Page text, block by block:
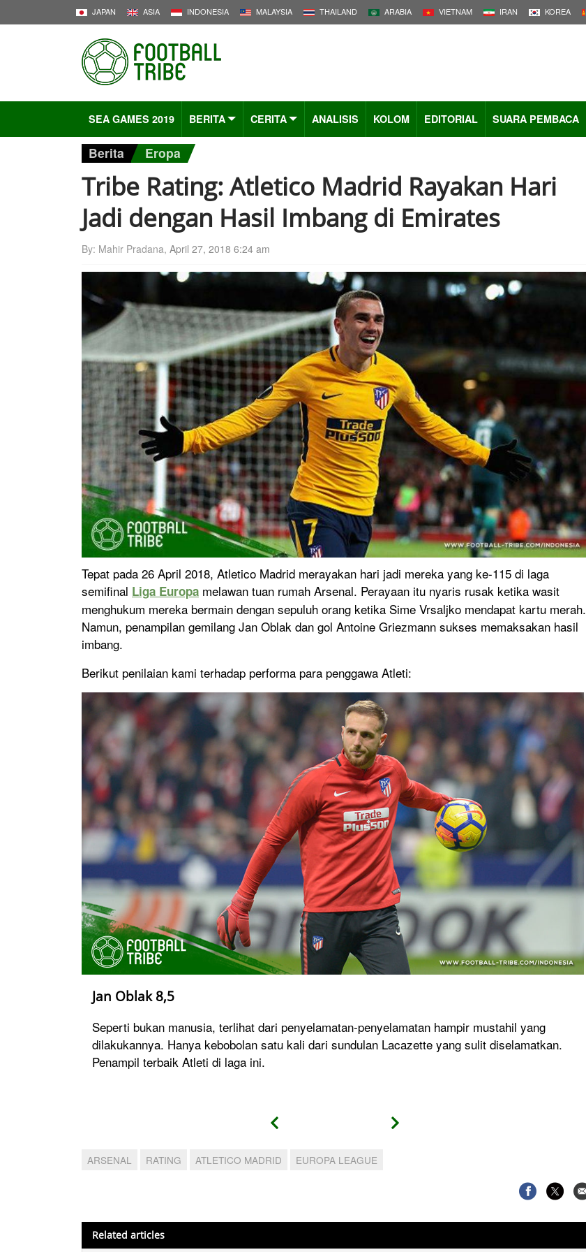
JAPAN ASIA INDONESIA MALAYSIA THAILAND ARABIA VIETNAM IRAN KOREA
SEA GAMES 2019 BERITA CERITA ANALISIS KOLOM EDITORIAL SUARA PEMBACA
Berita Eropa
Tribe Rating: Atletico Madrid Rayakan Hari
Jadi dengan Hasil Imbang di Emirates
By: Mahir Pradana, April 27, 2018 6:24 am
Tepat pada 26 April 2018, Atletico Madrid merayakan hari jadi mereka yang ke-115 di laga
semifinal Liga Europa melawan tuan rumah Arsenal. Perayaan itu nyaris rusak ketika wasit
menghukum mereka bermain dengan sepuluh orang ketika Sime Vrsaljko mendapat kartu merah.
Namun, penampilan gemilang Jan Oblak dan gol Antoine Griezmann sukses memaksakan hasil
imbang.
Berikut penilaian kami terhadap performa para penggawa Atleti:
Jan Oblak 8,5
Seperti bukan manusia, terlihat dari penyelamatan-penyelamatan hampir mustahil yang
dilakukannya. Hanya kebobolan satu kali dari sundulan Lacazette yang sulit diselamatkan.
Penampil terbaik Atleti di laga ini.
ARSENAL RATING ATLETICO MADRID EUROPA LEAGUE
Related articles